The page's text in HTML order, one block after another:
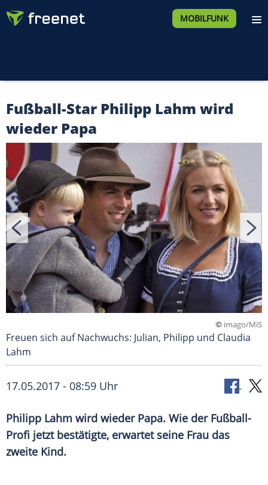
MOBILFUNK
Fußball-Star Philipp Lahm wird
wieder Papa
© imago/MiS
Freuen sich auf Nachwuchs: Julian, Philipp und Claudia
Lahm
17.05.2017 - 08:59 Uhr
Philipp Lahm wird wieder Papa. Wie der Fußball-
Profi jetzt bestätigte, erwartet seine Frau das
zweite Kind.